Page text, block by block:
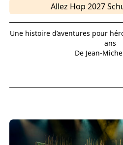
Allez Hop 2027
Une histoire d’aventures pour
ans
De Jean-